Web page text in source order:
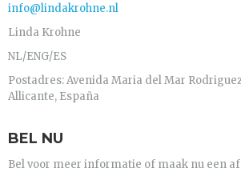
info@lindakrohne.nl
Linda Krohne
NL/ENG/ES
Postadres: Avenida Maria del Mar
Allicante, España
BEL NU
Bel voor meer informatie of maak nu een